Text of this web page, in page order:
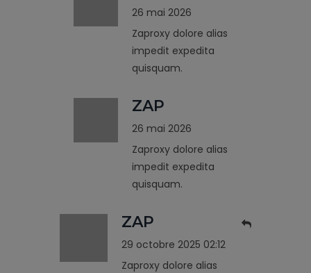
26 mai 2026
Zaproxy dolore alias
impedit expedita
quisquam.
ZAP
26 mai 2026
Zaproxy dolore alias
impedit expedita
quisquam.
ZAP
29 octobre 2025 02:12
Zaproxy dolore alias